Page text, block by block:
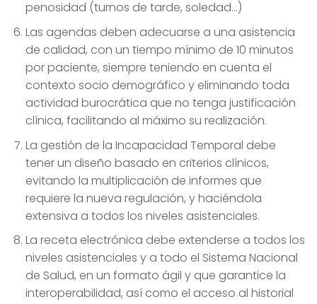
penosidad (turnos de tarde, soledad…)
Las agendas deben adecuarse a una asistencia
de calidad, con un tiempo mínimo de 10 minutos
por paciente, siempre teniendo en cuenta el
contexto socio demográfico y eliminando toda
actividad burocrática que no tenga justificación
clínica, facilitando al máximo su realización.
La gestión de la Incapacidad Temporal debe
tener un diseño basado en criterios clínicos,
evitando la multiplicación de informes que
requiere la nueva regulación, y haciéndola
extensiva a todos los niveles asistenciales.
La receta electrónica debe extenderse a todos los
niveles asistenciales y a todo el Sistema Nacional
de Salud, en un formato ágil y que garantice la
interoperabilidad, así como el acceso al historial